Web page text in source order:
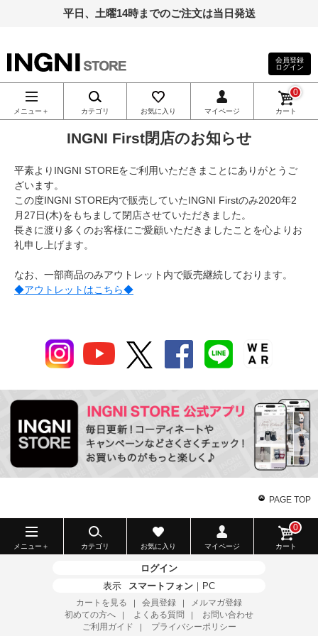
平日、土曜14時までのご注文は当日発送
INGNI（イン
グ）公式通
販｜INGNI
STORE
会員登録
ログイン
メニュー＋ カテゴリ お気に入り マイページ カート
0
INGNI First閉店のお知らせ
平素よりINGNI STOREをご利用いただきまことにありがとうご
ざいます。
この度INGNI STORE内で販売していたINGNI Firstのみ2020年2
月27日(木)をもちまして閉店させていただきました。
長きに渡り多くのお客様にご愛顧いただきましたことを心よりお
礼申し上げます。
なお、一部商品のみアウトレット内で販売継続しております。
◆アウトレットはこちら◆
PAGE TOP
メニュー＋ カテゴリ お気に入り マイページ カート
0
ログイン
表示
スマートフォン ｜ PC
カートを見る ｜ 会員登録 ｜
メルマガ登録
初めての方へ
｜ よくある質問 ｜
お問い合わせ
ご利用ガイド
プライバシーポリシー